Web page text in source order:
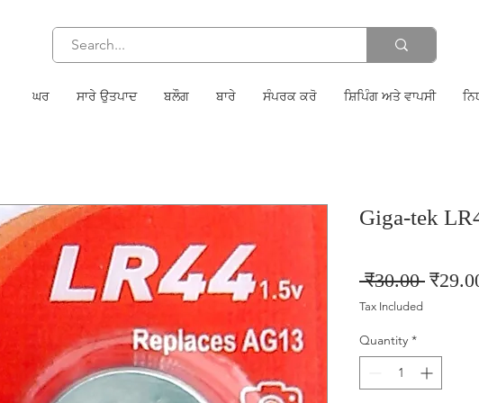
ਘਰ ਸਾਰੇ ਉਤਪਾਦ ਬਲੌਗ ਬਾਰੇ ਸੰਪਰਕ ਕਰੋ ਸ਼ਿਪਿੰਗ ਅਤੇ ਵਾਪਸੀ
Giga-tek
₹30.00
Tax Included
Quantity *